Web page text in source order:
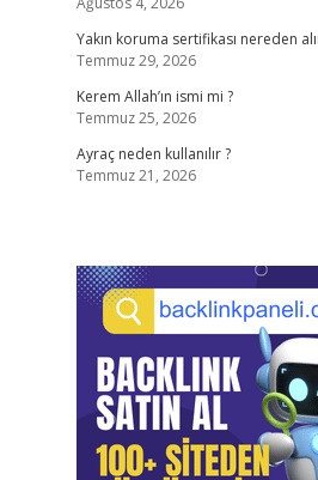
Yakın koruma sertifikası nereden
Temmuz 29, 2026
Kerem Allah’ın ismi mi ?
Temmuz 25, 2026
Ayraç neden kullanılır ?
Temmuz 21, 2026